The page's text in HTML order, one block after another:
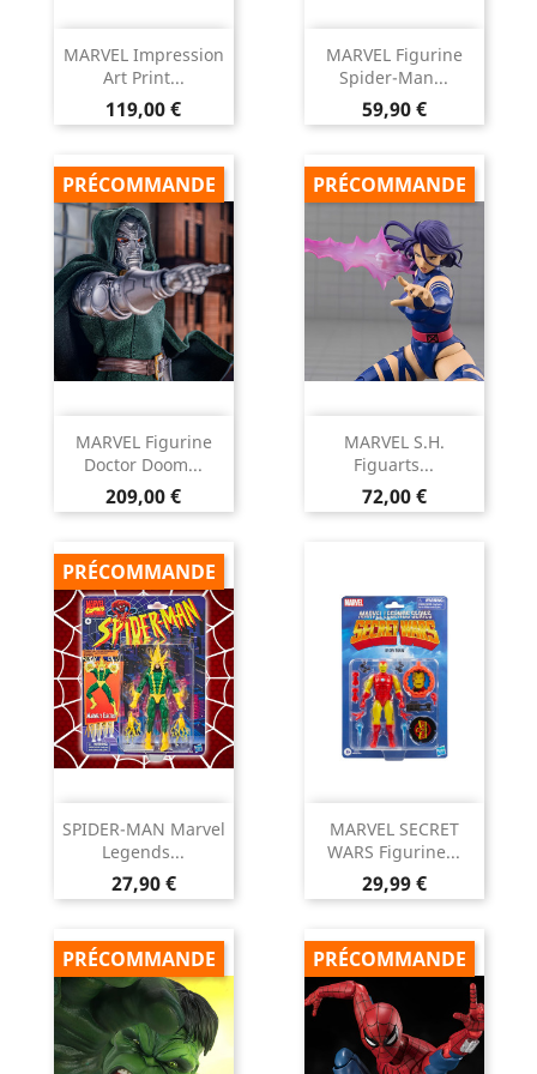
MARVEL Impression
Art Print...
Prix
119,00 €
MARVEL Figurine
Spider-Man...
Prix
59,90 €
MARVEL Figurine
Doctor Doom...
Prix
209,00 €
PRÉCOMMANDE
MARVEL S.H.
Figuarts...
Prix
72,00 €
PRÉCOMMANDE
SPIDER-MAN Marvel
Legends...
Prix
27,90 €
PRÉCOMMANDE
MARVEL SECRET
WARS Figurine...
Prix
29,99 €
PRÉCOMMANDE PRÉCOMMANDE